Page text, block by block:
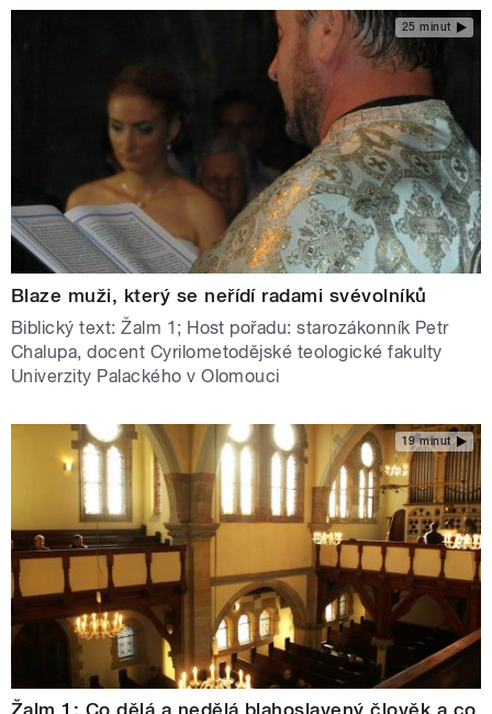
25 minut
Blaze muži, který se neřídí radami svévolníků
Biblický text: Žalm 1; Host pořadu: starozákonník Petr
Chalupa, docent Cyrilometodějské teologické fakulty
Univerzity Palackého v Olomouci
19 minut